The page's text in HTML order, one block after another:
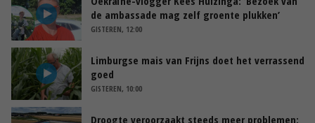
de ambassade mag zelf groente plukken’
GISTEREN, 12:00
Limburgse mais van Frijns doet het verrassend
goed
GISTEREN, 10:00
Droogte veroorzaakt steeds meer problemen: